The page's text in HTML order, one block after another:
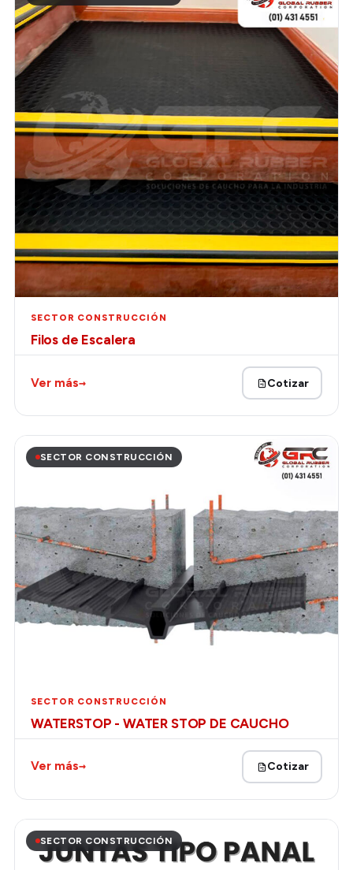
SECTOR CONSTRUCCIÓN
Filos de Escalera
Ver más→ Cotizar
SECTOR CONSTRUCCIÓN
SECTOR CONSTRUCCIÓN
WATERSTOP - WATER STOP DE CAUCHO
Ver más→ Cotizar
SECTOR CONSTRUCCIÓN